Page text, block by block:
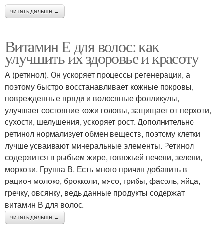
читать дальше →
Витамин Е для волос: как
улучшить их здоровье и красоту
А (ретинол). Он ускоряет процессы регенерации, а
поэтому быстро восстанавливает кожные покровы,
поврежденные пряди и волосяные фолликулы,
улучшает состояние кожи головы, защищает от перхоти,
сухости, шелушения, ускоряет рост. Дополнительно
ретинол нормализует обмен веществ, поэтому клетки
лучше усваивают минеральные элементы. Ретинол
содержится в рыбьем жире, говяжьей печени, зелени,
моркови. Группа В. Есть много причин добавить в
рацион молоко, брокколи, мясо, грибы, фасоль, яйца,
гречку, овсянку, ведь данные продукты содержат
витамин В для волос.
читать дальше →